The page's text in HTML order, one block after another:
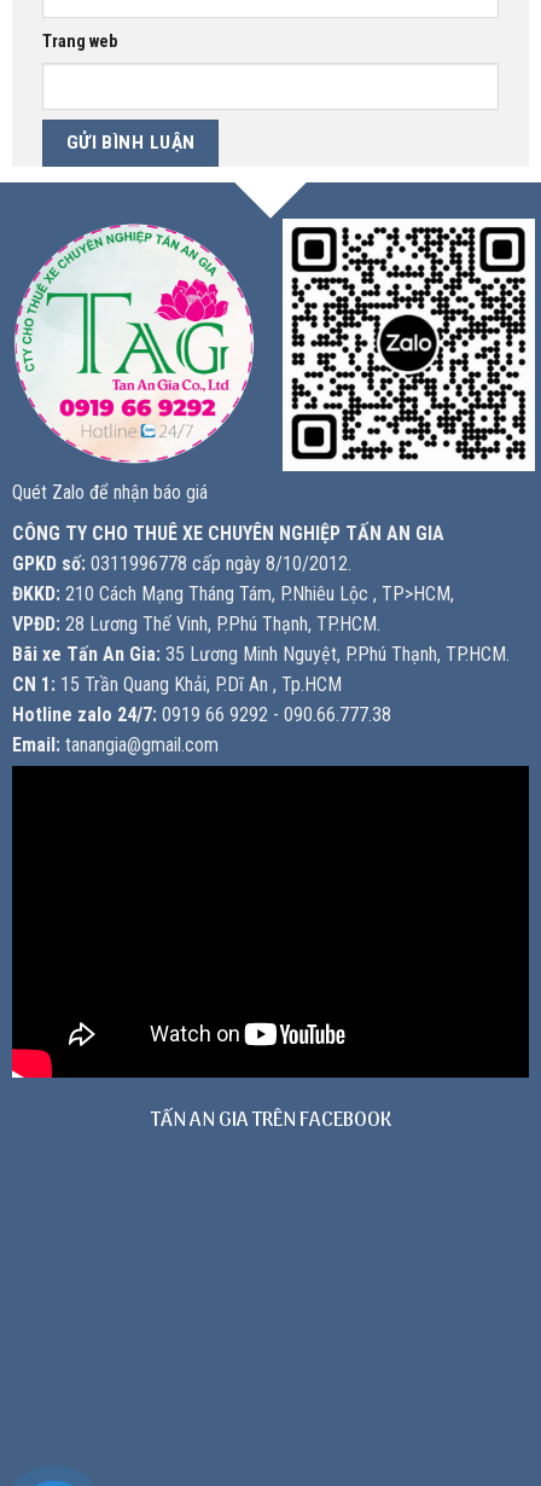
Trang web
Quét Zalo để nhận báo giá
CÔNG TY CHO THUÊ XE CHUYÊN NGHIỆP TẤN AN GIA
GPKD số: 0311996778 cấp ngày 8/10/2012.
ĐKKD: 210 Cách Mạng Tháng Tám, P.Nhiêu Lộc , TP>HCM,
VPĐD: 28 Lương Thế Vinh, P.Phú Thạnh, TP.HCM.
Bãi xe Tấn An Gia: 35 Lương Minh Nguyệt, P.Phú Thạnh, TP.HCM.
CN 1: 15 Trần Quang Khải, P.Dĩ An , Tp.HCM
Hotline zalo 24/7: 0919 66 9292 - 090.66.777.38
Email: tanangia@gmail.com
TẤN AN GIA TRÊN FACEBOOK